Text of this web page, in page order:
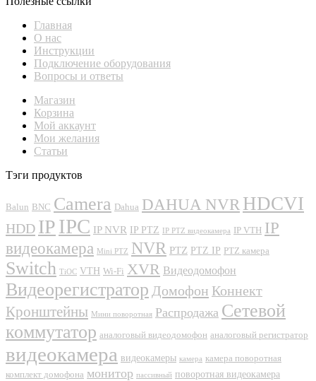
Главная
О нас
Инструкции
Подключение оборудования
Вопросы и ответы
Магазин
Корзина
Мой аккаунт
Мои желания
Статьи
Тэги продуктов
Balun BNC Camera Dahua DAHUA NVR HDCVI
HDD IPIPC IP NVR IP PTZ IP PTZ видеокамера IP VTH IP
видеокамера
Mini PTZ NVR PTZ PTZ IP PTZ камера
Switch TiOC VTH Wi-Fi XVR Видеодомофон
Видеорегистратор Домофон Коннект
Кронштейны Мини поворотная Распродажа Сетевой
коммутатор аналоговый видеодомофон аналоговый регистратор
видеокамера видеокамеры камера камера поворотная
комплект домофона монитор пассивный поворотная видеокамера